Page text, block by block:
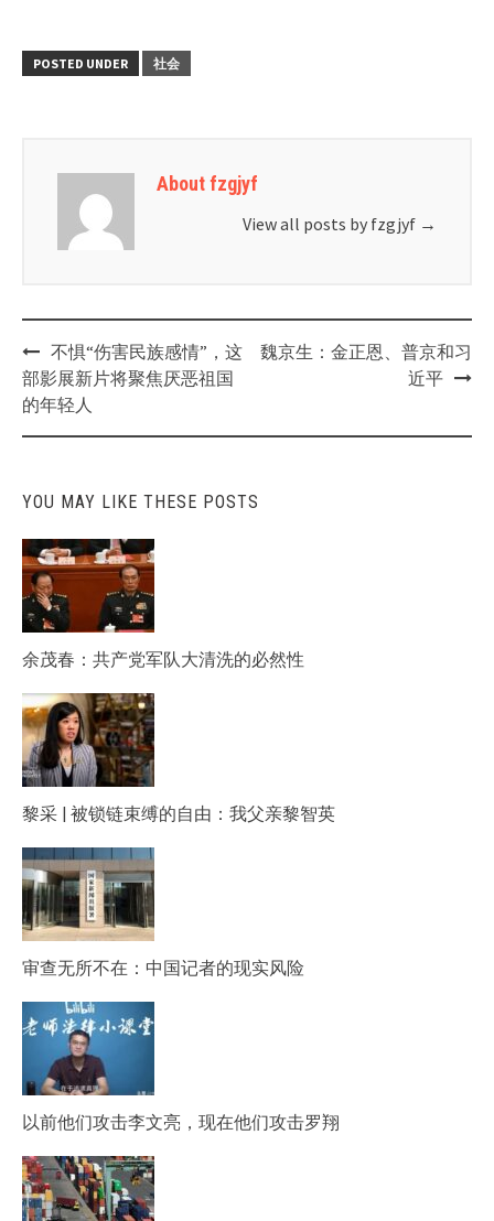
POSTED UNDER 社会
About fzgjyf
View all posts by fzgjyf →
Post
navigation
不惧“伤害民族感情”，这
部影展新片将聚焦厌恶祖国
的年轻人
魏京生：金正恩、普京和习
近平
YOU MAY LIKE THESE POSTS
余茂春：共产党军队大清洗的必然性
黎采 | 被锁链束缚的自由：我父亲黎智英
审查无所不在：中国记者的现实风险
以前他们攻击李文亮，现在他们攻击罗翔